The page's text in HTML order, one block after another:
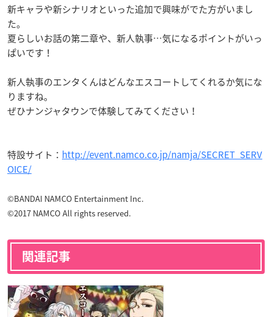
新キャラや新シナリオといった追加で興味がでた方がいまし
た。
夏らしいお話の第二章や、新人執事…気になるポイントがいっ
ぱいです！
新人執事のエンタくんはどんなエスコートしてくれるか気にな
りますね。
ぜひナンジャタウンで体験してみてください！
特設サイト： http://event.namco.co.jp/namja/SECRET_SERV
OICE/
©BANDAI NAMCO Entertainment Inc.
©2017 NAMCO All rights reserved.
関連記事